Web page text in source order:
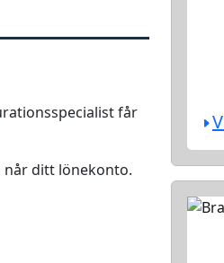
får
når ditt lönekonto.